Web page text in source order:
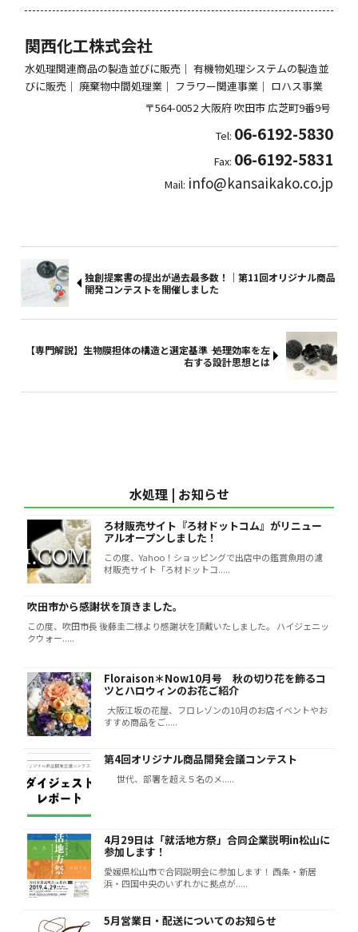
関西化工株式会社
水処理関連商品の製造並びに販売｜ 有機物処理システムの製造並
びに販売｜ 廃棄物中間処理業｜ フラワー関連事業｜ ロハス事業
〒564-0052大阪府吹田市 広芝町9番9号
Tel: 06-6192-5830
Fax: 06-6192-5831
Mail: info@kansaikako.co.jp
独創提案書の提出が過去最多数！｜第11回オリジナル商品
開発コンテストを開催しました
【専門解説】生物膜担体の構造と選定基準 ―― 処理効率を左
右する設計思想とは
水処理 | お知らせ
ろ材販売サイト『ろ材ドットコム』がリニュー
アルオープンしました！
この度、Yahoo！ショッピングで出店中の鑑賞魚用の濾
材販売サイト「ろ材ドットコ.....
吹田市から感謝状を頂きました。
この度、吹田市長 後藤圭二様より感謝状を頂戴いたしました。 ハイジェニッ
クウォー.....
Floraison＊Now10月号 秋の切り花を飾るコ
ツとハロウィンのお花ご紹介
大阪江坂の花屋、フロレゾンの10月のお店イベントやお
すすめ商品をご.....
第4回オリジナル商品開発会議コンテスト
世代、部署を超え５名のメ.....
4月29日は「就活地方祭」合同企業説明in松山に
参加します！
愛媛県松山市で合同説明会に参加します！ 西条・新居
浜・四国中央のいずれかに拠点が.....
5月営業日・配送についてのお知らせ